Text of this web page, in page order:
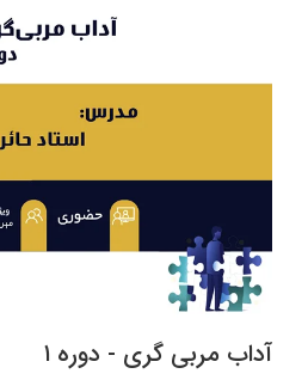
آداب مربی گری - دوره ۱